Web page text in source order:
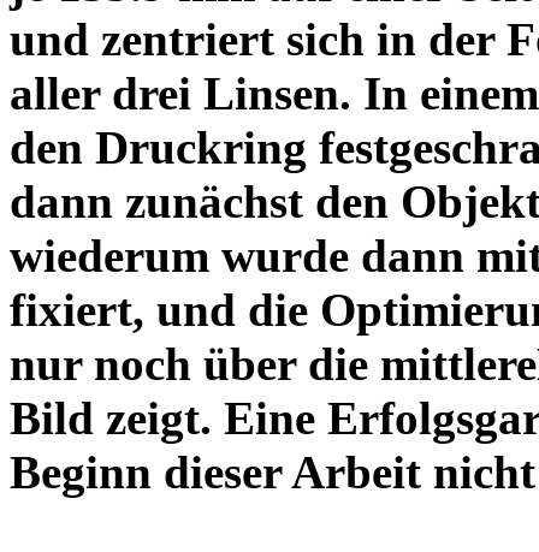
und zentriert sich in der
aller drei Linsen. In
den Druckring
dann zunächst den
wiederum wurde dann
fixiert, und die
nur noch über die
Bild zeigt. Eine
Beginn dieser Arbeit